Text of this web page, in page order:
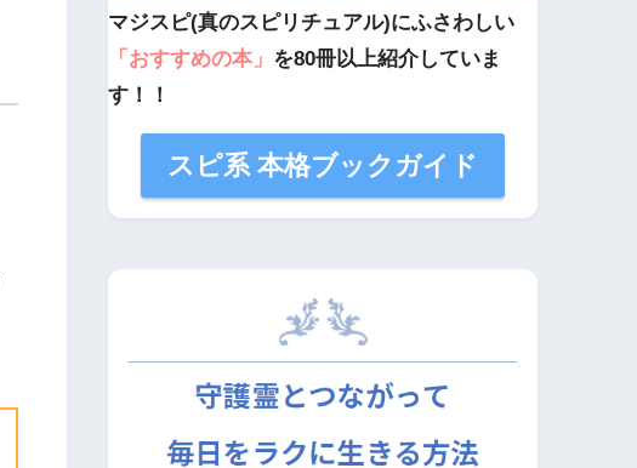
マジスピ(真のスピリチュアル)にふさわしい
「おすすめの本」 を80冊以上紹介していま
す！！
スピ系 本格ブックガイド